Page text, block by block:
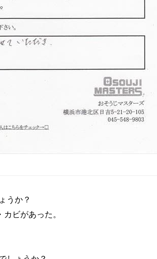
うか？
ビがあった。